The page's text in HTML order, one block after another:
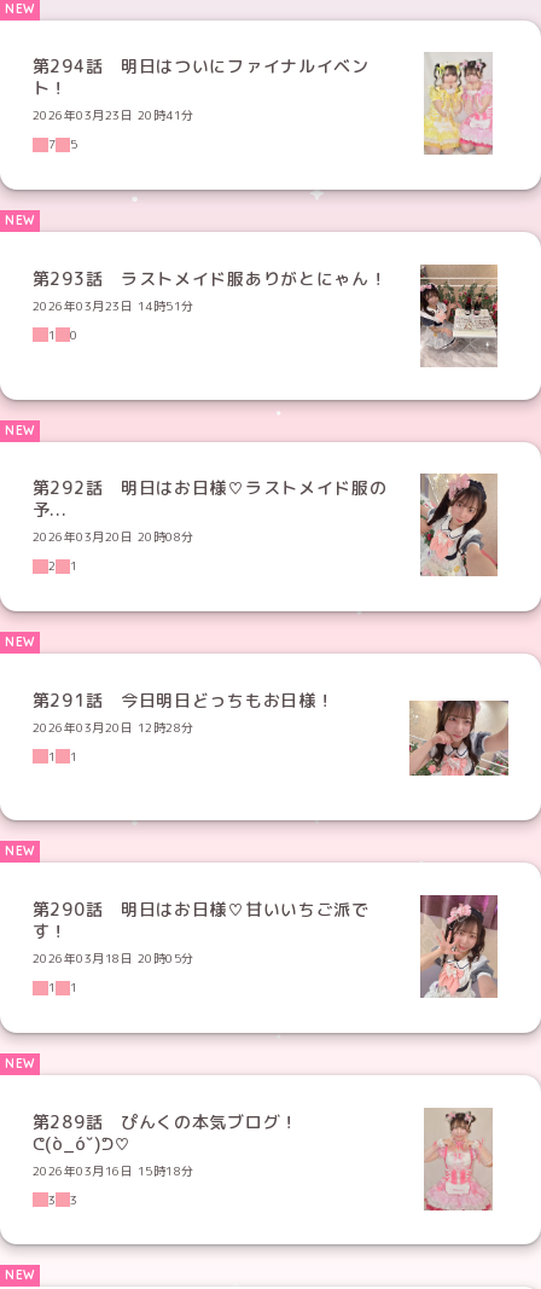
第294話 明日はついにファイナルイベン
ト！
2026年03月23日 20時41分
7
5
第293話 ラストメイド服ありがとにゃん！
2026年03月23日 14時51分
1
0
第292話 明日はお日様♡ラストメイド服の
予...
2026年03月20日 20時08分
2
1
第291話 今日明日どっちもお日様！
2026年03月20日 12時28分
1
1
第290話 明日はお日様♡甘いいちご派で
す！
2026年03月18日 20時05分
1
1
第289話 ぴんくの本気ブログ！
ᕦ(ò_óˇ)ᕤ♡
2026年03月16日 15時18分
3
3